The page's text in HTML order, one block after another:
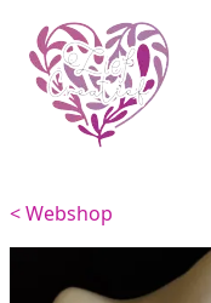
Webshop
Boekenleggers
Custom items
Kleine cadeaus
Sieraden
< Webshop